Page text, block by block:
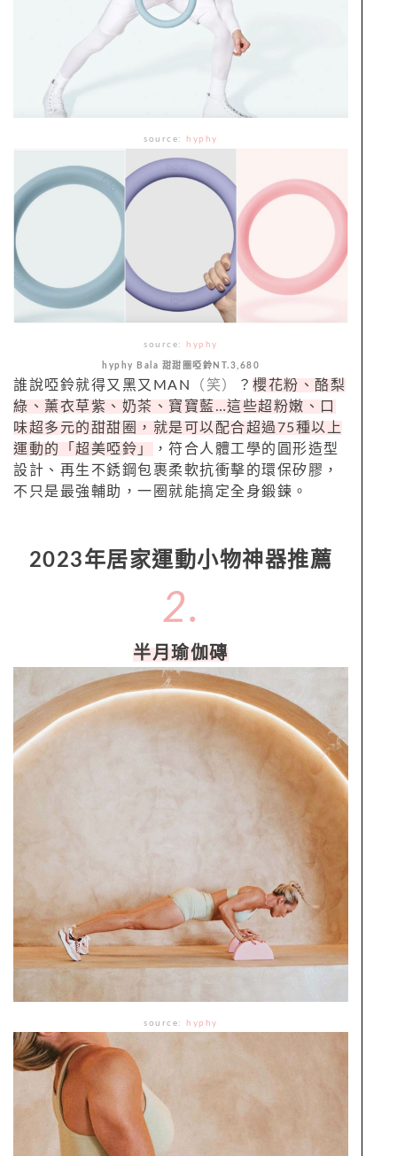
source: hyphy
source: hyphy
hyphy Bala 甜甜圈啞鈴NT.3,680
誰說啞鈴就得又黑又MAN （笑） ？ 櫻花粉、酪梨
綠、薰衣草紫、奶茶、寶寶藍…這些超粉嫩、口
味超多元的甜甜圈，就是可以配合超過75種以上
運動的「超美啞鈴」
，符合人體工學的圓形造型
設計、再生不銹鋼包裹柔軟抗衝擊的環保矽膠，
不只是最強輔助，一圈就能搞定全身鍛鍊。
2023年居家運動小物神器推薦
2.
半月瑜伽磚
source: hyphy